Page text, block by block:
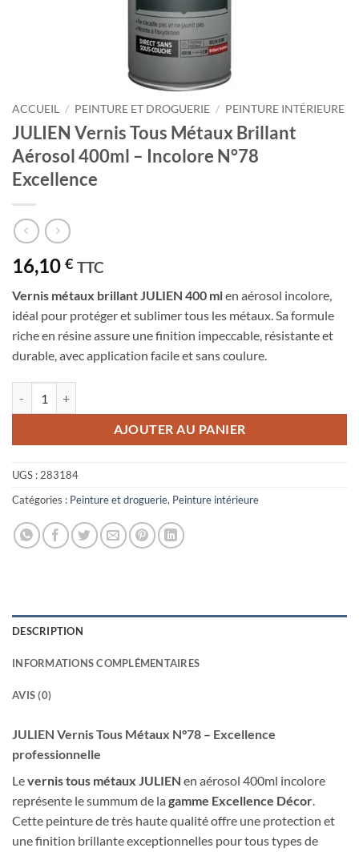
ACCUEIL / PEINTURE ET DROGUERIE / PEINTURE INTÉRIEURE
JULIEN Vernis Tous Métaux Brillant
Aérosol 400ml – Incolore N°78
Excellence
16,10 € TTC
Vernis métaux brillant JULIEN 400 mlen aérosol incolore,
idéal pour protéger et sublimer tous les métaux. Sa formule
riche en résine assure une finition impeccable, résistante et
durable, avec application facile et sans coulure.
AJOUTER AU PANIER
UGS : 283184
Catégories : Peinture et droguerie, Peinture intérieure
DESCRIPTION
INFORMATIONS COMPLÉMENTAIRES
AVIS (0)
JULIEN Vernis Tous Métaux N°78 – Excellence
professionnelle
Levernis tous métaux JULIEN en aérosol 400ml incolore
représente le summum de la gamme Excellence Décor.
Cette peinture de très haute qualité offre une protection et
une finition brillante exceptionnelles pour tous types de